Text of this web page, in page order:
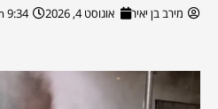
מירב בן יאיר אוגוסט 4, 2026 9:34 pm